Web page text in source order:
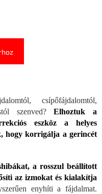
csípőfájdalomtól,
szenved?Elhoztuk a
eszköz a helyes
hogy korrigálja a gerincét
a rosszul beállított
az izmokat és kialakítja
enyhíti a fájdalmat.